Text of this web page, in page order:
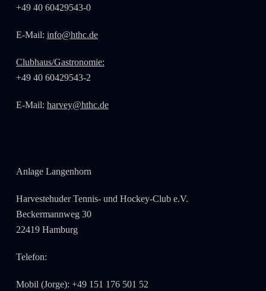
+49 40 60429543-0
E-Mail: info@hthc.de
Clubhaus/Gastronomie:
+49 40 60429543-2
E-Mail: harvey@hthc.de
Anlage Langenhorn
Harvestehuder Tennis- und Hockey-Club e.V.
Beckermannweg 30
22419 Hamburg
Telefon:
Mobil (Jorge): +49 151 176 501 52